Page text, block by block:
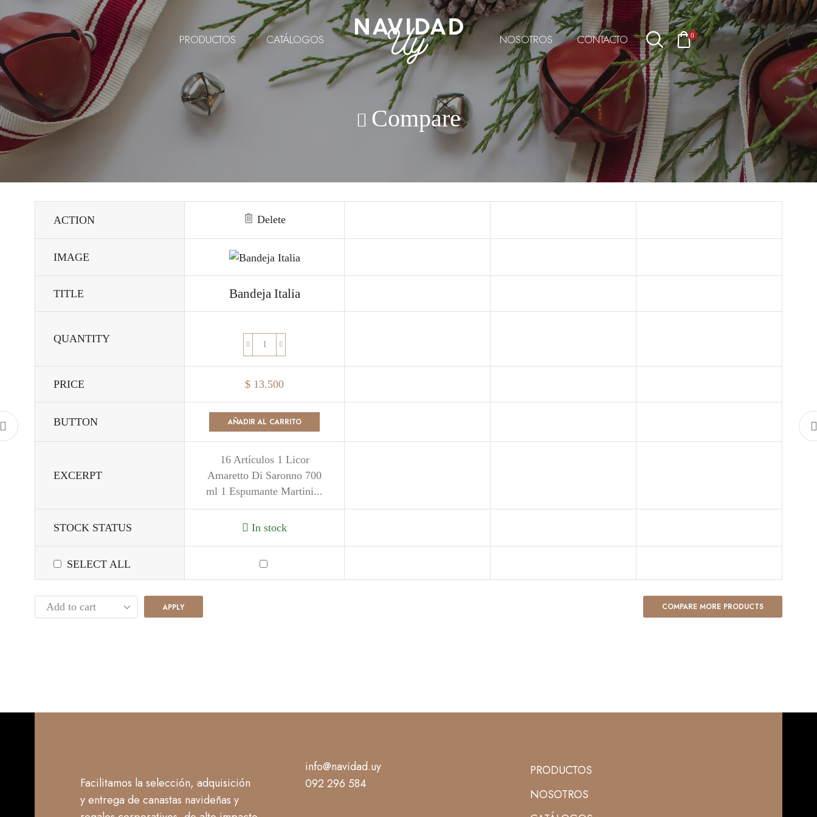
PRODUCTOS CATÁLOGOS NOSOTROS CONTACTO 0
Compare
ACTION Delete
IMAGE
TITLE Bandeja Italia
QUANTITY
PRICE $ 13.500
BUTTON AÑADIR AL CARRITO
EXCERPT
16 Artículos 1 Licor
Amaretto Di Saronno 700
ml 1 Espumante Martini...
STOCK STATUS In stock
SELECT ALL
APPLY COMPARE MORE PRODUCTS
Facilitamos la selección, adquisición
y entrega de canastas navideñas y
info@navidad.uy
092 296 584
PRODUCTOS
NOSOTROS